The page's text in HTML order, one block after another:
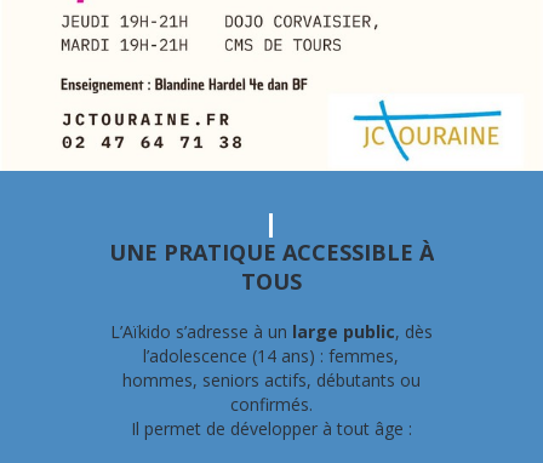
UNE PRATIQUE ACCESSIBLE À
TOUS
L’Aïkido s’adresse à un large public, dès
l’adolescence (14 ans) : femmes,
hommes, seniors actifs, débutants ou
confirmés.
Il permet de développer à tout âge :